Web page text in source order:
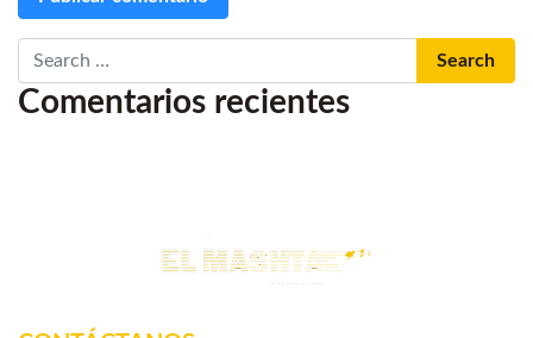
Search
Comentarios recientes